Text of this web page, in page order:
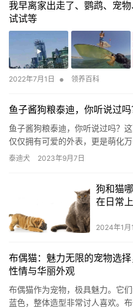
我早离家出走了、鹦鹉、宠
试试等
2022年7月1日 • 领养百科
鱼子酱狗粮泰迪，你听说过吗
鱼子酱狗粮泰迪，你听说过吗？
仅仅拥有可爱的外表，更是萌化
揭开这个神秘的“泰迪”世界。 让
泰迪犬 2023年9月7日
狗和猫
在日常
2024年1月
布偶猫：魅力无限的宠物选
性情与华丽外观
布偶猫作为宠物，极具魅力。它
蓝色，整体造型非常讨人喜欢。